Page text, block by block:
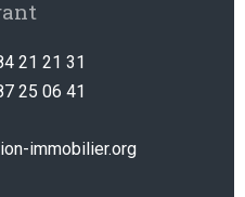
21 21 31
25 06 41
immobilier.org